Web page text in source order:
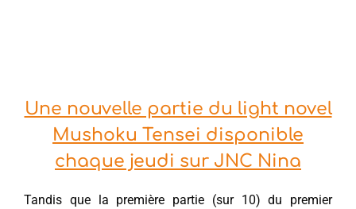
Une nouvelle partie du light novel
Mushoku Tensei disponible
chaque jeudi sur JNC Nina
Tandis que la première partie (sur 10) du premier